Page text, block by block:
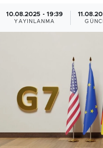
10.08.2025 - 19:39
YAYINLANMA
Yaşam
Çin Fuarları
Gündem
Video
Sağlık